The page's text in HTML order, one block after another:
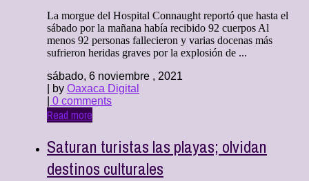
La morgue del Hospital Connaught reportó que hasta el
sábado por la mañana había recibido 92 cuerpos Al
menos 92 personas fallecieron y varias docenas más
sufrieron heridas graves por la explosión de ...
sábado, 6 noviembre , 2021
| by Oaxaca Digital
0 comments
Read more
Saturan turistas las playas; olvidan
destinos culturales